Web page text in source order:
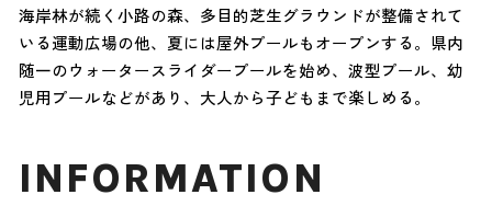
海岸林が続く小路の森、多目的芝生グラウンドが整備されて
いる運動広場の他、夏には屋外プールもオープンする。県内
随一のウォータースライダープールを始め、波型プール、幼
児用プールなどがあり、大人から子どもまで楽しめる。
INFORMATION